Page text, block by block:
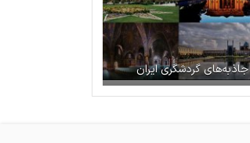
جاذبه‌های گردشگری ایران